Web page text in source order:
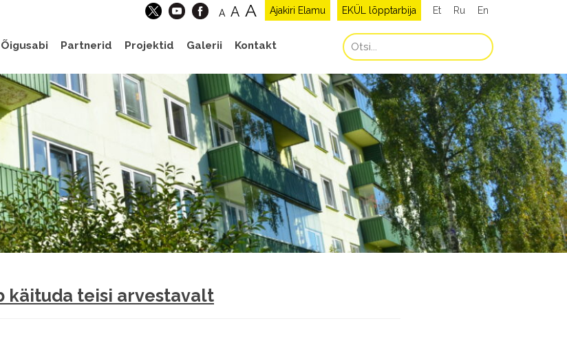
Et Ru En
EKÜL lõpptarbija
Ajakiri Elamu
A A A
Õigusabi Partnerid Projektid Galerii Kontakt
käituda teisi arvestavalt